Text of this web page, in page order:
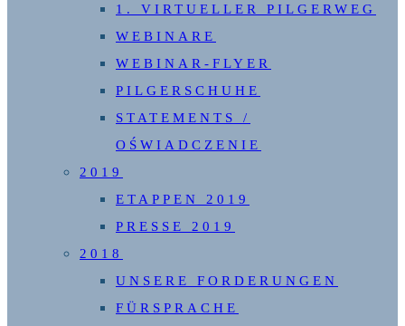
1. VIRTUELLER PILGERWEG
WEBINARE
WEBINAR-FLYER
PILGERSCHUHE
STATEMENTS /
OŚWIADCZENIE
2019
ETAPPEN 2019
PRESSE 2019
2018
UNSERE FORDERUNGEN
FÜRSPRACHE